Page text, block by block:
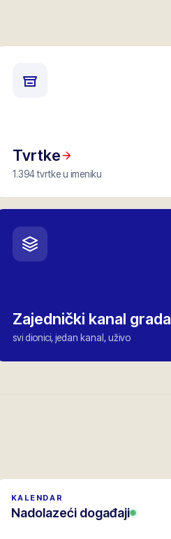
Tvrtke
1.394 tvrtke u imeniku
Zajednički kanal grada
svi dionici, jedan kanal, uživo
KALENDAR
Nadolazeći događaji